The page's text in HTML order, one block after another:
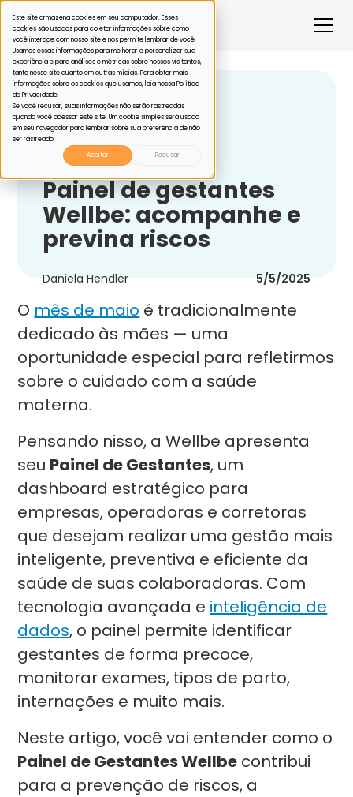
Este site armazena cookies em seu computador. Esses
cookies são usados para coletar informações sobre como
você interage com nosso site e nos permite lembrar de você.
Usamos essas informações para melhorar e personalizar sua
experiência e para análises e métricas sobre nossos visitantes,
tanto nesse site quanto em outras mídias. Para obter mais
informações sobre os cookies que usamos, leia nossa Política
de Privacidade.
Se você recusar, suas informações não serão rastreadas
quando você acessar este site. Um cookie simples será usado
em seu navegador para lembrar sobre sua preferência de não
ser rastreado.
Aceitar
Recusar
Voltar
Produto
Painel de gestantes
Wellbe: acompanhe e
previna riscos
Daniela Hendler 5/5/2025
O mês de maio é tradicionalmente
dedicado às mães — uma
oportunidade especial para refletirmos
sobre o cuidado com a saúde
materna.
Pensando nisso, a Wellbe apresenta
seu Painel de Gestantes, um
dashboard estratégico para
empresas, operadoras e corretoras
que desejam realizar uma gestão mais
inteligente, preventiva e eficiente da
saúde de suas colaboradoras. Com
tecnologia avançada e inteligência de
dados, o painel permite identificar
gestantes de forma precoce,
monitorar exames, tipos de parto,
internações e muito mais.
Neste artigo, você vai entender como o
Painel de Gestantes Wellbe contribui
para a prevenção de riscos, a